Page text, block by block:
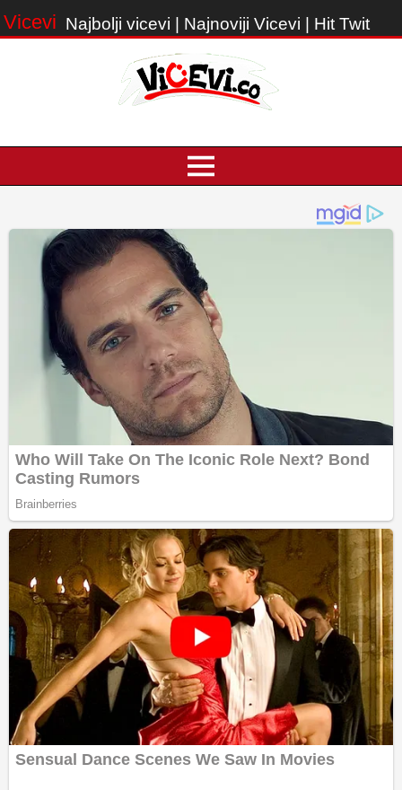
Vicevi Najbolji vicevi | Najnoviji Vicevi | Hit Twit